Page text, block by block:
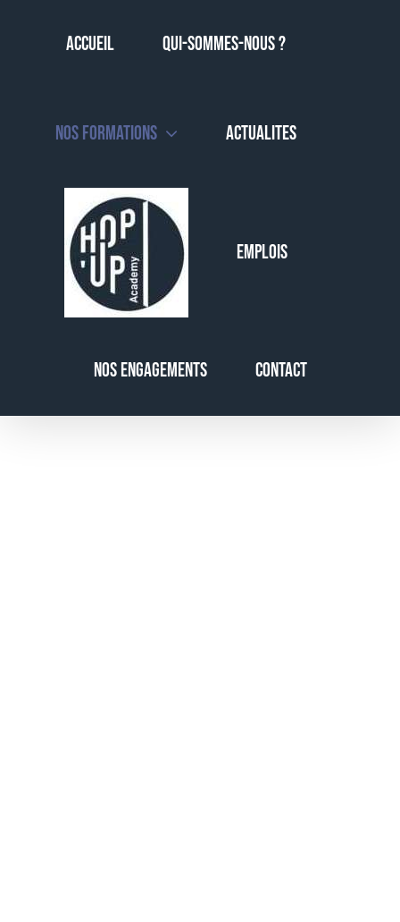
Accueil QUI-SOMMES-NOUS ?
NOS FORMATIONS ACTUALITES
EMPLOIS
NOS ENGAGEMENTS CONTACT